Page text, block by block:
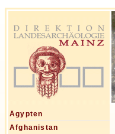
Ägypten
Afghanistan